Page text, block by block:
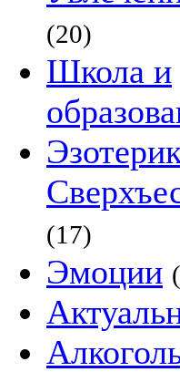
(20)
Школа и
(17)
Эмоции